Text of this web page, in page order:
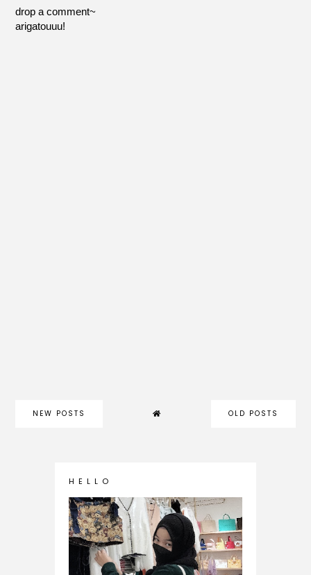
drop a comment~
arigatouuu!
NEW POSTS OLD POSTS
H E L L O